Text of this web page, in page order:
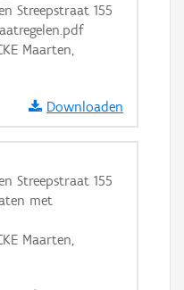
Streepstraat 155
Maarten,
Downloaden
Streepstraat 155
met
Maarten,